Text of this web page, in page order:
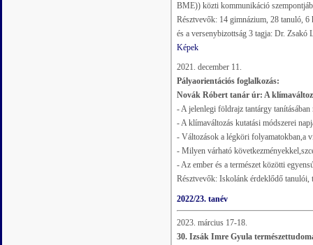
BME)) közti kommunikáció
Résztvevők: 14 gimnázium, 28 tanuló,
és a versenybizottság 3 tagja: Dr.
Képek
2021. december 11.
Pályaorientációs foglalkozás:
Novák Róbert tanár úr: A
- A jelenlegi földrajz tantárgy
- A klímaváltozás kutatási módszerei
- Változások a légköri folyamatokban,a
- Milyen várható
- Az ember és a természet közötti
Résztvevők: Iskolánk érdeklődő tanulói,
2022/23. tanév
2023. március 17-18.
30. Izsák Imre Gyula